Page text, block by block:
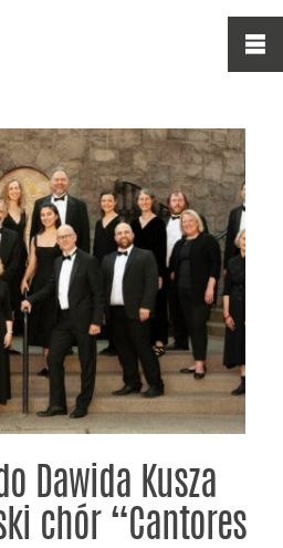
Dawida Kusza
chór “Cantores